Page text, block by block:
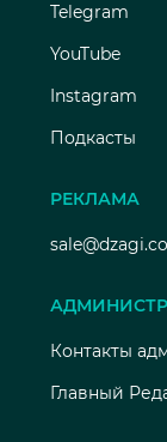
Telegram
YouTube
Instagram
Подкасты
РЕКЛАМА
Контакты
Главный